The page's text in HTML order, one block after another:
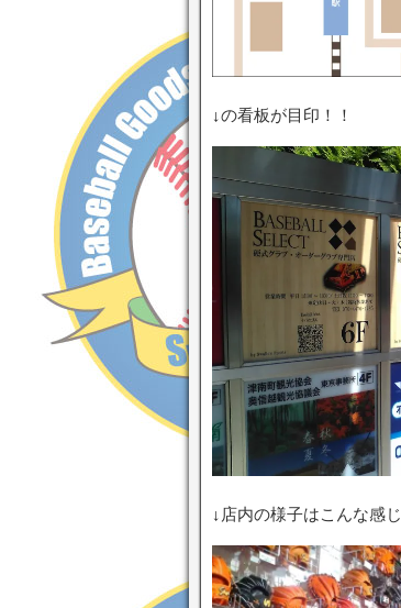
↓の看板が目印！！
↓店内の様子はこんな感じ